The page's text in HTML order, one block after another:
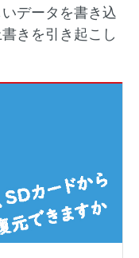
データを書き込
きを引き起こし